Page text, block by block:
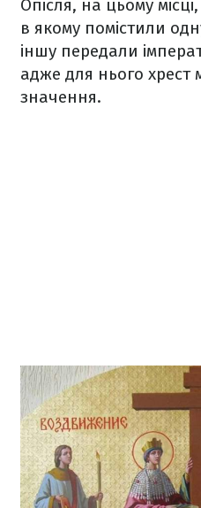
Опісля, на цьому
в якому помістили
іншу передали
адже для нього хрест
значення.